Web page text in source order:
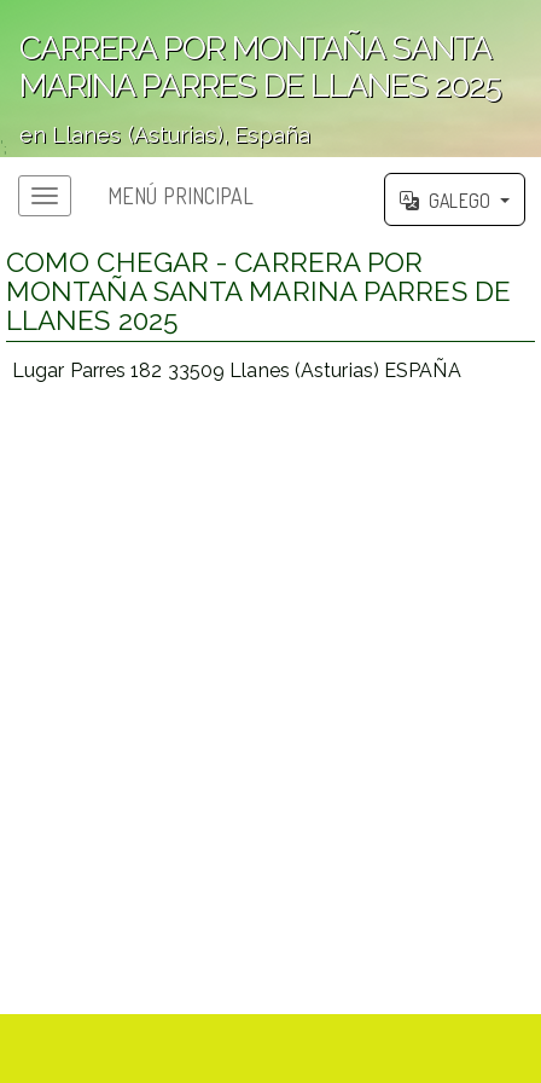
CARRERA POR MONTAÑA SANTA
MARINA PARRES DE LLANES 2025
en Llanes (Asturias), España
';
MENÚ PRINCIPAL GALEGO
COMO CHEGAR - CARRERA POR
MONTAÑA SANTA MARINA PARRES DE
LLANES 2025
Lugar Parres 182 33509 Llanes (Asturias) ESPAÑA